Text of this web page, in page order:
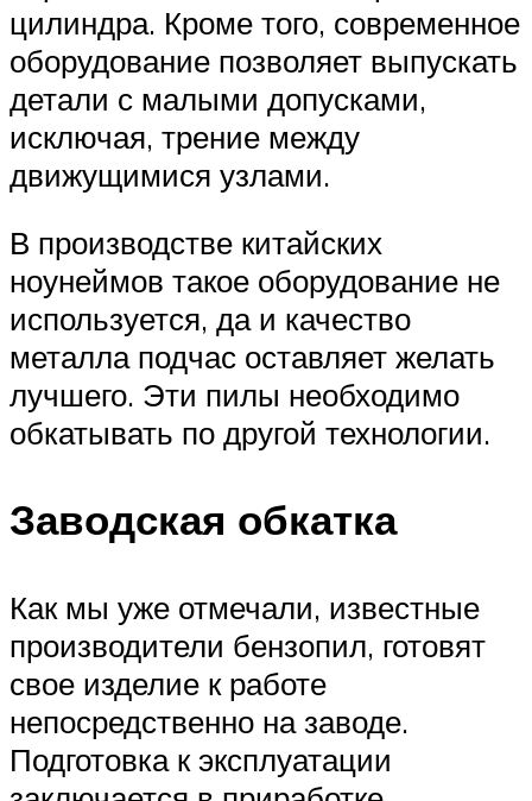
цилиндра. Кроме того, современное
оборудование позволяет выпускать
детали с малыми допусками,
исключая, трение между
движущимися узлами.
В производстве китайских
ноунеймов такое оборудование не
используется, да и качество
металла подчас оставляет желать
лучшего. Эти пилы необходимо
обкатывать по другой технологии.
Заводская обкатка
Как мы уже отмечали, известные
производители бензопил, готовят
свое изделие к работе
непосредственно на заводе.
Подготовка к эксплуатации